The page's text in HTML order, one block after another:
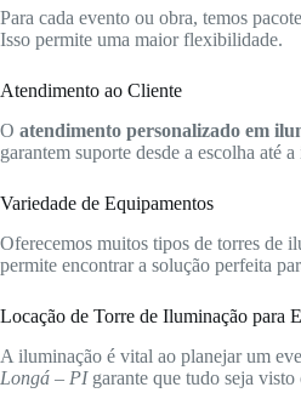
Para cada evento ou obra, temos
Isso permite uma maior flexibilidade.
Atendimento ao Cliente
O atendimento personalizado em
garantem suporte desde a escolha até
Variedade de Equipamentos
Oferecemos muitos tipos de torres de
permite encontrar a solução perfeita
Locação de Torre de Iluminação para
A iluminação é vital ao planejar um
Longá – PIgarante que tudo seja visto